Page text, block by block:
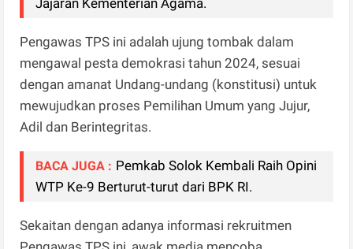
Jajaran Kementerian Agama.
Pengawas TPS ini adalah ujung tombak dalam
mengawal pesta demokrasi tahun 2024, sesuai
dengan amanat Undang-undang (konstitusi) untuk
mewujudkan proses Pemilihan Umum yang Jujur,
Adil dan Berintegritas.
BACA JUGA : Pemkab Solok Kembali Raih Opini
WTP Ke-9 Berturut-turut dari BPK RI.
Sekaitan dengan adanya informasi rekruitmen